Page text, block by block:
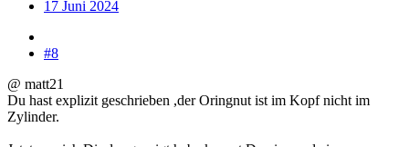
17 Juni 2024
#8
@ matt21
Du hast explizit geschrieben ,der Oringnut ist im Kopf nicht im
Zylinder.